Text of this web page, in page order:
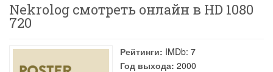
Nekrolog смотреть онлайн в HD 1080
720
Рейтинги: IMDb: 7
Год выхода: 2000